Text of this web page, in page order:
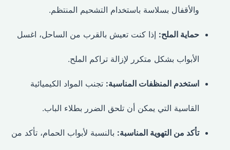
والأقفال بسلاسة باستخدام التشحيم المنتظم.
حماية الملح:إذا كنت تعيش بالقرب من الساحل، اغسل
الأبواب بشكل متكرر لإزالة تراكم الملح.
استخدم المنظفات المناسبة:تجنب المواد الكيميائية
القاسية التي يمكن أن تلحق الضرر بطلاء الباب.
تأكد من التهوية المناسبة:بالنسبة لأبواب الحمام، تأكد من